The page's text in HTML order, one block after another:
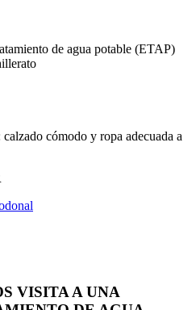
de agua potable (ETAP)
calzado cómodo y ropa adecuada a
VISITA A UNA